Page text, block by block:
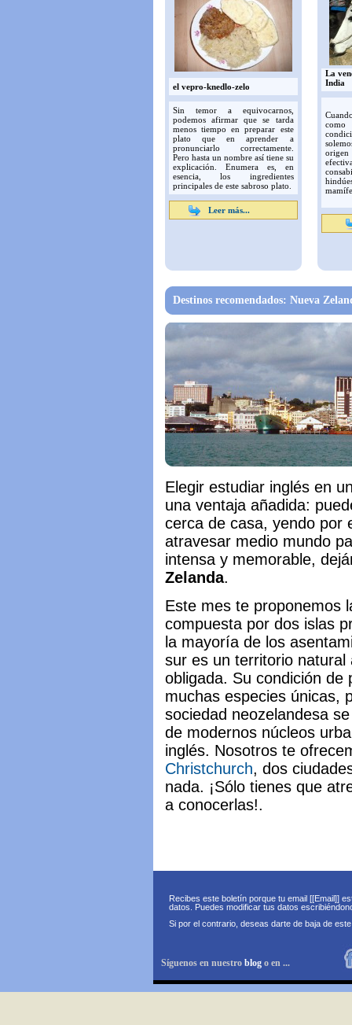
el vepro-knedlo-zelo
Sin temor a equivocarnos,
podemos afirmar que se tarda
menos tiempo en preparar este
plato que en aprender a
pronunciarlo correctamente.
Pero hasta un nombre así tiene su
explicación. Enumera es, en
esencia, los ingredientes
principales de este sabroso plato.
Leer más...
La
India
como
Destinos recomendados: Nueva
Elegir estudiar inglés en
una ventaja añadida:
cerca de casa, yendo por
atravesar medio mundo
intensa y memorable,
Zelanda.
Este mes te proponemos
compuesta por dos islas
la mayoría de los
sur es un territorio
obligada. Su condición
muchas especies únicas,
sociedad neozelandesa
de modernos núcleos
inglés. Nosotros te
Christchurch, dos
nada. ¡Sólo tienes que
a conocerlas!.
Recibes este boletín porque tu email [[Email]]
datos. Puedes modificar tus datos
Si por el contrario, deseas darte de baja de
Síguenos en nuestro blogo en ...